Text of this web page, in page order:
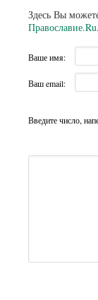
Здесь Вы
Православие.Ru.
Ваше имя:
Ваш email:
Введите число,